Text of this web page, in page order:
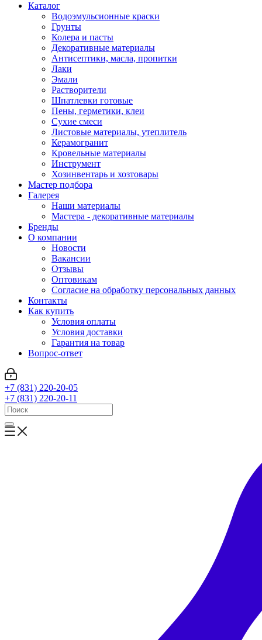
Каталог
Водоэмульсионные краски
Грунты
Колера и пасты
Декоративные материалы
Антисептики, масла, пропитки
Лаки
Эмали
Растворители
Шпатлевки готовые
Пены, герметики, клеи
Сухие смеси
Листовые материалы, утеплитель
Керамогранит
Кровельные материалы
Инструмент
Хозинвентарь и хозтовары
Мастер подбора
Галерея
Наши материалы
Мастера - декоративные материалы
Бренды
О компании
Новости
Вакансии
Отзывы
Оптовикам
Cогласие на обработку персональных данных
Контакты
Как купить
Условия оплаты
Условия доставки
Гарантия на товар
Вопрос-ответ
+7 (831) 220-20-05
+7 (831) 220-20-11